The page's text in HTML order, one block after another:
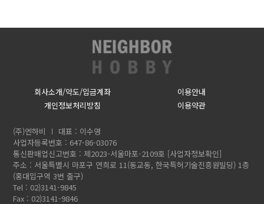
회사소개/약도/입금계좌
이용안내
개인정보처리방침
이용약관
(주)엔하비
대표 : 이수영
사업자등록번호 : 647-86-03076
통신판매업신고번호 : 제2023-서울마포-2109호 [사업자정보확인]
주소 : 서울특별시 마포구 연희로 11(동교동, 한국특허기술진흥원빌딩) 1층
(홍대입구역 3번 출구)
Tel : 02)3141-9845
Fax : 02)3141-9846